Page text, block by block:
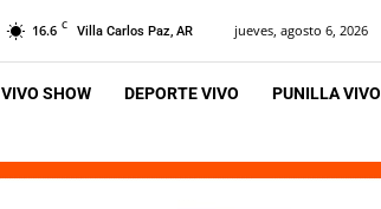
16.6 C Villa Carlos Paz, AR jueves, agosto 6, 2026
VIVO SHOW DEPORTE VIVO PUNILLA VIVO